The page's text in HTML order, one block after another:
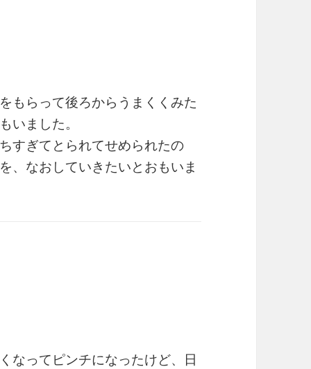
もらって後ろからうまくくみた
いました。
すぎてとられてせめられたの
、なおしていきたいとおもいま
なってピンチになったけど、日